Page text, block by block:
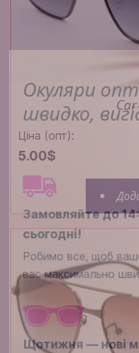
Ціна (опт):
5.00$
Окуляри
швидко,
Замовляйте до
сьогодні!
Робимо все, щоб
вас максимально
Щотижня — нові